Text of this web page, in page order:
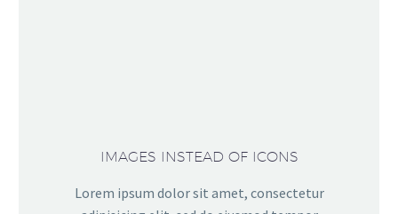
IMAGES INSTEAD OF ICONS
Lorem ipsum dolor sit amet, consectetur